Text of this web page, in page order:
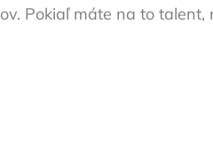
Pokiaľ máte na to talent,